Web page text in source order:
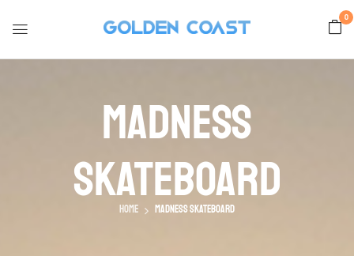
0
Madness
Skateboard
Home Madness Skateboard